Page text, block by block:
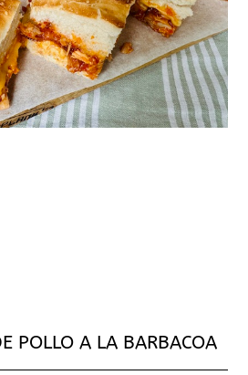
POLLO A LA BARBACOA